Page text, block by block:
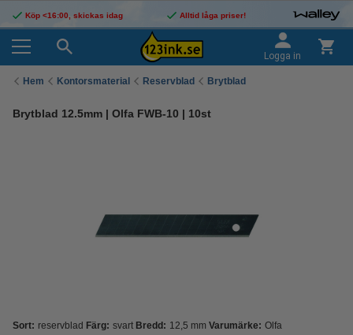
Köp <16:00, skickas idag Alltid låga priser!
Logga in
Hem Kontorsmaterial Reservblad Brytblad
Brytblad 12.5mm | Olfa FWB-10 | 10st
Sort: reservblad Färg: svart Bredd: 12,5 mm Varumärke: Olfa